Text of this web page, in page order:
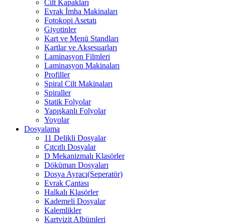
Cilt Kapakları
Evrak İmha Makinaları
Fotokopi Asetatı
Giyotinler
Kart ve Menü Standları
Kartlar ve Aksesuarları
Laminasyon Filmleri
Laminasyon Makinaları
Profiller
Spiral Cilt Makinaları
Spiraller
Statik Folyolar
Yapışkanlı Folyolar
Yoyolar
Dosyalama
11 Delikli Dosyalar
Çıtçıtlı Dosyalar
D Mekanizmalı Klasörler
Döküman Dosyaları
Dosya Ayracı(Seperatör)
Evrak Çantası
Halkalı Klasörler
Kademeli Dosyalar
Kalemlikler
Kartvizit Albümleri